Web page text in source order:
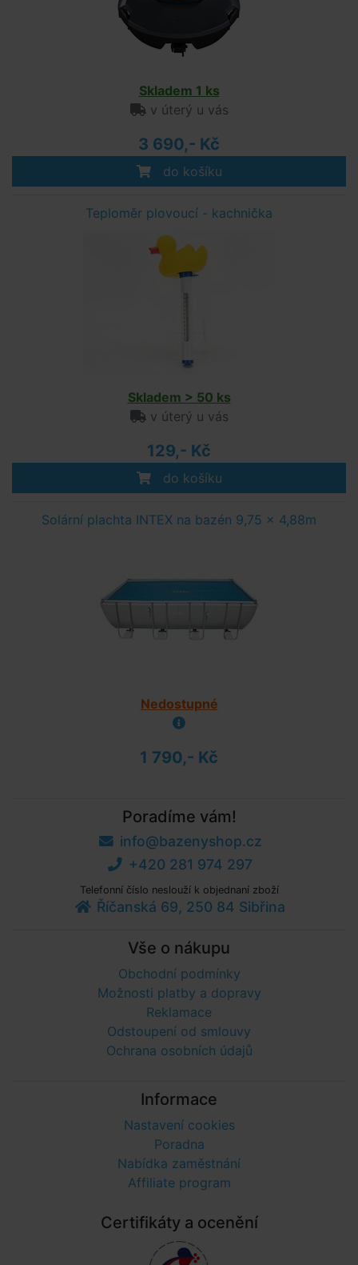
Skladem 1 ks
v úterý u vás
3 690,- Kč
do košíku
Teploměr plovoucí - kachnička
Skladem > 50 ks
v úterý u vás
129,- Kč
do košíku
Solární plachta INTEX na bazén 9,75 x 4,88m
Nedostupné
1 790,- Kč
Poradíme vám!
info@bazenyshop.cz
+420 281 974 297
Telefonní číslo neslouží k objednaní zboží
Říčanská 69, 250 84 Sibřina
Vše o nákupu
Obchodní podmínky
Možnosti platby a dopravy
Reklamace
Odstoupení od smlouvy
Ochrana osobních údajů
Informace
Nastavení cookies
Poradna
Nabídka zaměstnání
Affiliate program
Certifikáty a ocenění